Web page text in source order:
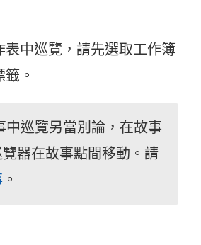
表中巡覽，請先選取工作簿
。
中巡覽另當別論，在故事
器在故事點間移動。請
。